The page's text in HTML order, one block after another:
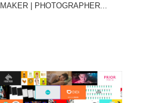
| PHOTOGRAPHER...